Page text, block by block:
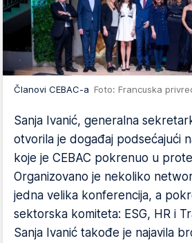
Članovi CEBAC-a Foto: Francuska
Sanja Ivanić, generalna
otvorila je događaj podsećajući
koje je CEBAC pokrenuo u
Organizovano je nekoliko
jedna velika konferencija, a
sektorska komiteta: ESG, HR i
Sanja Ivanić takođe je najavila